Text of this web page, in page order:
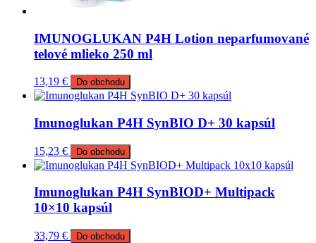
IMUNOGLUKAN P4H Lotion neparfumované
telové mlieko 250 ml
13,19 € Do obchodu
Imunoglukan P4H SynBIO D+ 30 kapsúl
15,23 € Do obchodu
Imunoglukan P4H SynBIOD+ Multipack
10×10 kapsúl
33,79 € Do obchodu